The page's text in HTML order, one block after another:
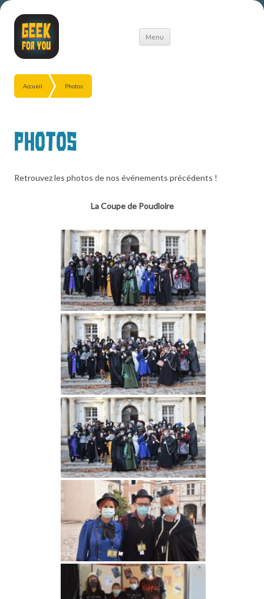
Menu
Aller
Accueil Photos
Photos
Retrouvez les photos de nos événements précédents !
La Coupe de Poudloire